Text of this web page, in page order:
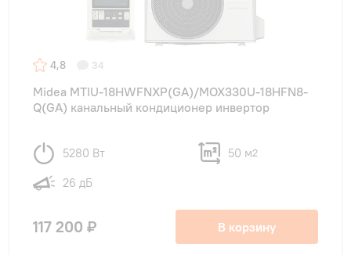
4,8 34
Midea MTIU-18HWFNXP(GA)/MOX330U-18HFN8-
Q(GA) канальный кондиционер инвертор
5280 Вт 50 м2
26 дБ
117 200 ₽ В корзину